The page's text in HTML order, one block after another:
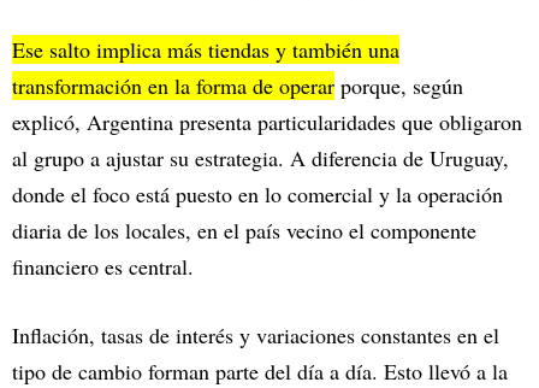
Ese salto implica más tiendas y también una
transformación en la forma de operar porque, según
explicó, Argentina presenta particularidades que obligaron
al grupo a ajustar su estrategia. A diferencia de Uruguay,
donde el foco está puesto en lo comercial y la operación
diaria de los locales, en el país vecino el componente
financiero es central.
Inflación, tasas de interés y variaciones constantes en el
tipo de cambio forman parte del día a día. Esto llevó a la